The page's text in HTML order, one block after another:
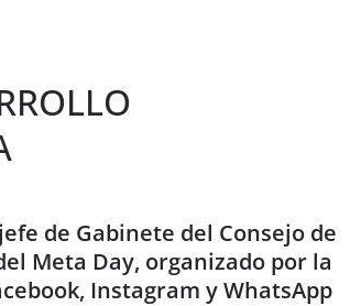
de Gabinete del Consejo de
Meta Day, organizado por la
Instagram y WhatsApp